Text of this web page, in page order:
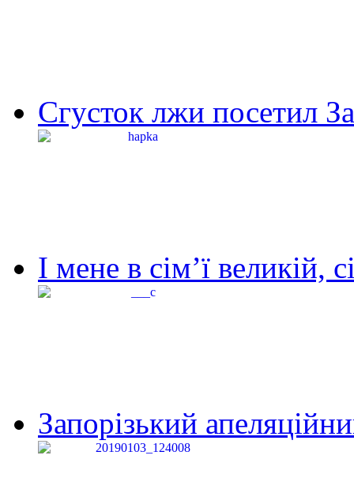
Сгусток лжи посетил
І мене в сім’ї великій,
Запорізький